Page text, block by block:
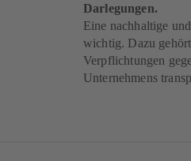
Darlegungen.
Eine nachhaltige
wichtig. Dazu
Verpflichtungen
Unternehmens